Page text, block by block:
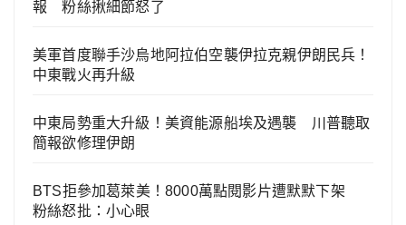
報 粉絲揪細節怒了
美軍首度聯手沙烏地阿拉伯空襲伊拉克親伊朗民兵！
中東戰火再升級
中東局勢重大升級！美資能源船埃及遇襲 川普聽取
簡報欲修理伊朗
BTS拒參加葛萊美！8000萬點閱影片遭默默下架
粉絲怒批：小心眼